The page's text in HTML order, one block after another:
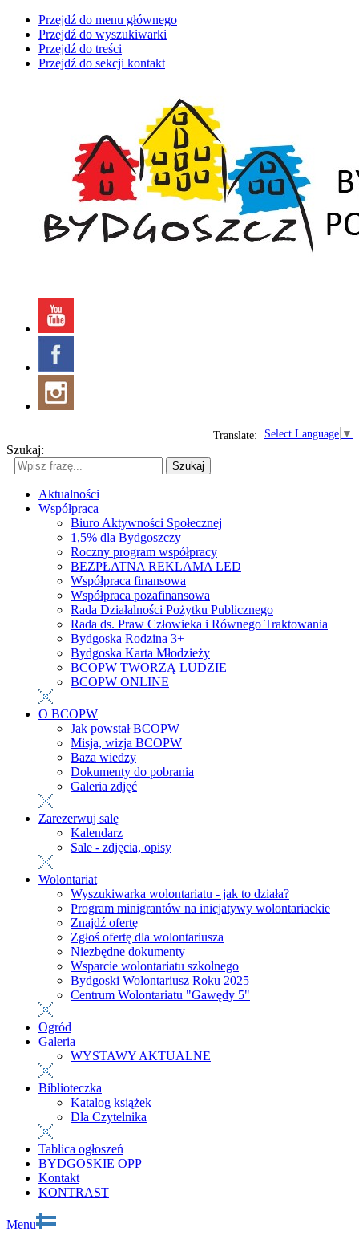
Przejdź do menu głównego
Przejdź do wyszukiwarki
Przejdź do treści
Przejdź do sekcji kontakt
Select Language ▼
Translate:
Szukaj:
Szukaj
Aktualności
Współpraca
Biuro Aktywności Społecznej
1,5% dla Bydgoszczy
Roczny program współpracy
BEZPŁATNA REKLAMA LED
Współpraca finansowa
Współpraca pozafinansowa
Rada Działalności Pożytku Publicznego
Rada ds. Praw Człowieka i Równego Traktowania
Bydgoska Rodzina 3+
Bydgoska Karta Młodzieży
BCOPW TWORZĄ LUDZIE
BCOPW ONLINE
O BCOPW
Jak powstał BCOPW
Misja, wizja BCOPW
Baza wiedzy
Dokumenty do pobrania
Galeria zdjęć
Zarezerwuj salę
Kalendarz
Sale - zdjęcia, opisy
Wolontariat
Wyszukiwarka wolontariatu - jak to działa?
Program minigrantów na inicjatywy wolontariackie
Znajdź ofertę
Zgłoś ofertę dla wolontariusza
Niezbędne dokumenty
Wsparcie wolontariatu szkolnego
Bydgoski Wolontariusz Roku 2025
Centrum Wolontariatu "Gawędy 5"
Ogród
Galeria
WYSTAWY AKTUALNE
Biblioteczka
Katalog książek
Dla Czytelnika
Tablica ogłoszeń
BYDGOSKIE OPP
Kontakt
KONTRAST
Menu